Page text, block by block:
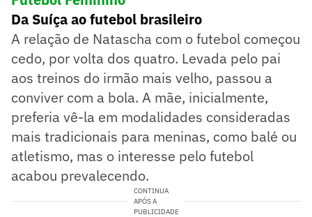
Da Suíça ao futebol brasileiro
A relação de Natascha com o futebol começou
cedo, por volta dos quatro. Levada pelo pai
aos treinos do irmão mais velho, passou a
conviver com a bola. A mãe, inicialmente,
preferia vê-la em modalidades consideradas
mais tradicionais para meninas, como balé ou
atletismo, mas o interesse pelo futebol
acabou prevalecendo.
CONTINUA
APÓS A
PUBLICIDADE